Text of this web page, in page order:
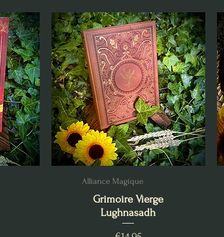
Alliance Magique
Grimoire Vierge
Lughnasadh